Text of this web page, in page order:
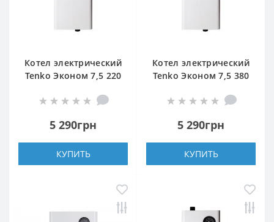
Котел электрический
Tenko Эконом 7,5 220
5 290грн
КУПИТЬ
Котел электрический
Tenko Эконом 7,5 380
5 290грн
КУПИТЬ